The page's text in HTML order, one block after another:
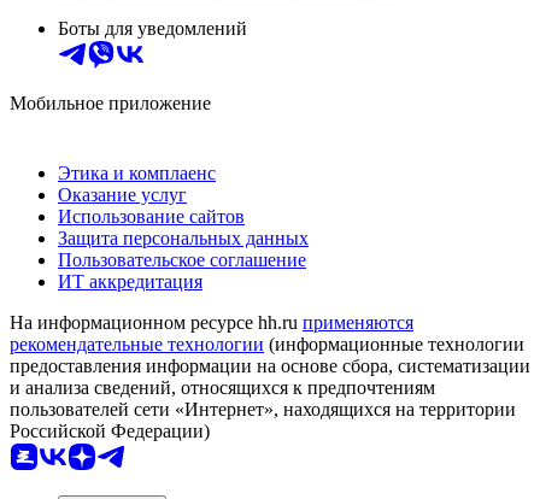
Боты для уведомлений
Мобильное приложение
Этика и комплаенс
Оказание услуг
Использование сайтов
Защита персональных данных
Пользовательское соглашение
ИТ аккредитация
На информационном ресурсе hh.ru применяются
рекомендательные технологии (информационные технологии
предоставления информации на основе сбора, систематизации
и анализа сведений, относящихся к предпочтениям
пользователей сети «Интернет», находящихся на территории
Российской Федерации)